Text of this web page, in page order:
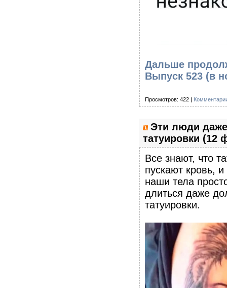
Дальше
Выпуск 523 (в
Просмотров: 422 |
Эти люди
татуировки (12
Все знают, что
пускают кровь,
наши тела
длиться даже
татуировки.